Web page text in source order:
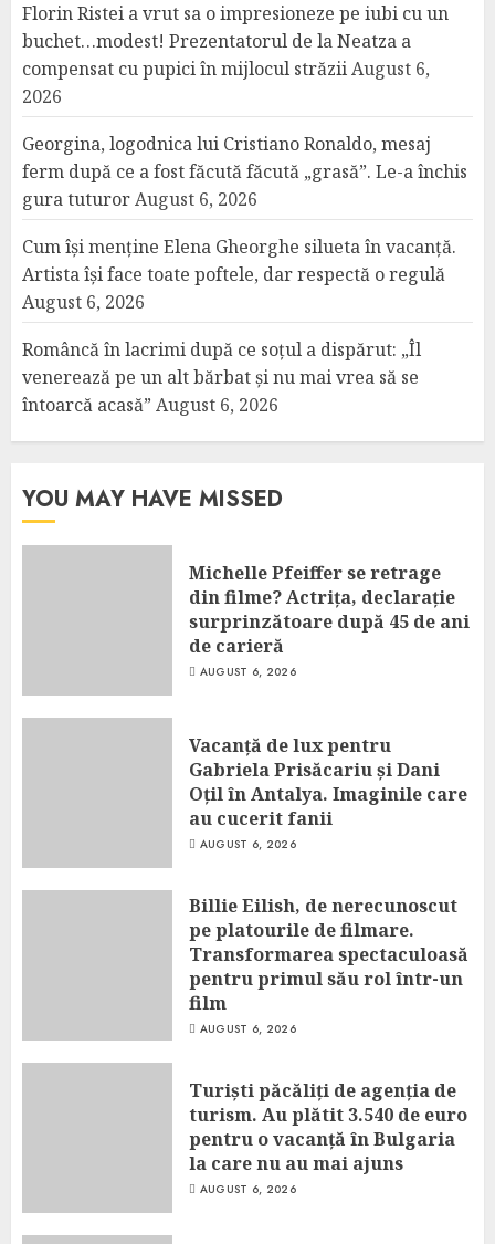
Florin Ristei a vrut sa o impresioneze pe iubi cu un
buchet…modest! Prezentatorul de la Neatza a
compensat cu pupici în mijlocul străziiAugust 6,
2026
Georgina, logodnica lui Cristiano Ronaldo, mesaj
ferm după ce a fost făcută făcută „grasă”. Le-a închis
gura tuturorAugust 6, 2026
Cum își menține Elena Gheorghe silueta în vacanță.
Artista își face toate poftele, dar respectă o regulă
August 6, 2026
Româncă în lacrimi după ce soțul a dispărut: „Îl
venerează pe un alt bărbat și nu mai vrea să se
întoarcă acasă” August 6, 2026
YOU MAY HAVE MISSED
Michelle Pfeiffer se retrage
din filme? Actrița, declarație
surprinzătoare după 45 de ani
de carieră
AUGUST 6, 2026
Vacanță de lux pentru
Gabriela Prisăcariu și Dani
Oțil în Antalya. Imaginile care
au cucerit fanii
AUGUST 6, 2026
Billie Eilish, de nerecunoscut
pe platourile de filmare.
Transformarea spectaculoasă
pentru primul său rol într-un
film
AUGUST 6, 2026
Turiști păcăliți de agenția de
turism. Au plătit 3.540 de euro
pentru o vacanță în Bulgaria
la care nu au mai ajuns
AUGUST 6, 2026